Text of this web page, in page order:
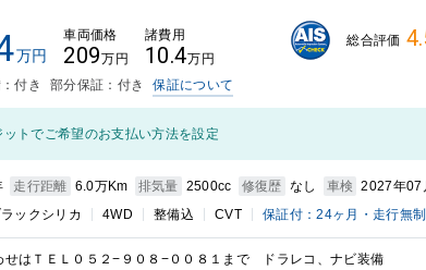
万円
車両価格
209万円
諸費用
10.4万円
総合評価
付き 部分保証：付き 保証について
ットでご希望のお支払い方法を設定
走行距離 6.0万Km 排気量 2500cc 修復歴 なし 車検 2027年07
ックシリカ
4WD 整備込 CVT 保証付：24ヶ月・走行無
せはＴＥＬ０５２−９０８−００８１まで ドラレコ、ナビ装備